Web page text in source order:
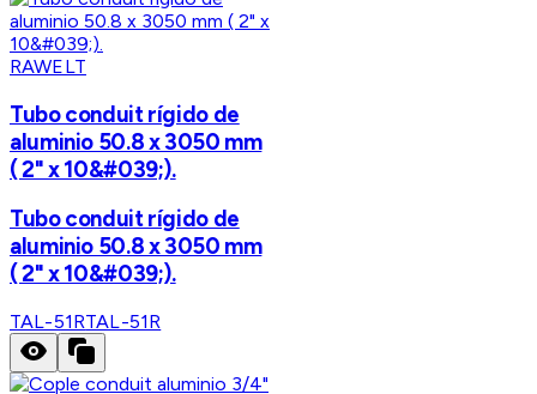
RAWELT
Tubo conduit rígido de
aluminio 50.8 x 3050 mm
( 2" x 10&#039;).
Tubo conduit rígido de
aluminio 50.8 x 3050 mm
( 2" x 10&#039;).
TAL-51RTAL-51R